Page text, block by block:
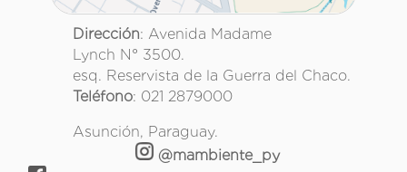
Dirección: Avenida Madame
Lynch N° 3500.
esq. Reservista de la Guerra del Chaco.
Teléfono: 021 2879000
Asunción, Paraguay.
@mambiente_py